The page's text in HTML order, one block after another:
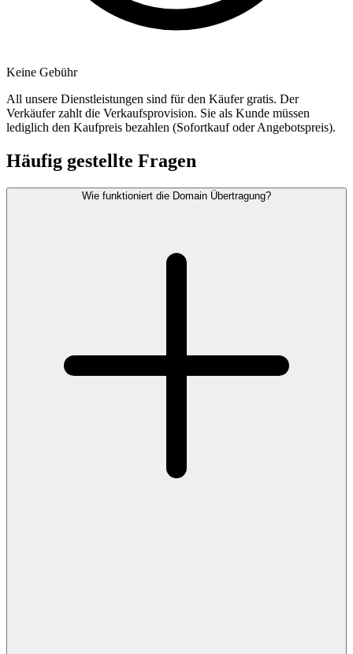
Keine Gebühr
All unsere Dienstleistungen sind für den Käufer gratis. Der
Verkäufer zahlt die Verkaufsprovision. Sie als Kunde müssen
lediglich den Kaufpreis bezahlen (Sofortkauf oder Angebotspreis).
Häufig gestellte Fragen
Wie funktioniert die Domain Übertragung?